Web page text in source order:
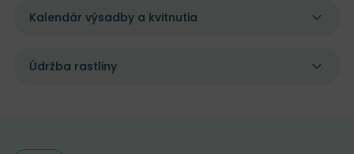
Kalendár výsadby a kvitnutia
Údržba rastliny